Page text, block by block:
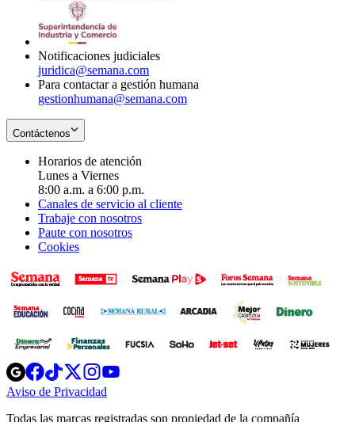
Notificaciones judiciales
juridica@semana.com
Para contactar a gestión humana
gestionhumana@semana.com
Contáctenos
Horarios de atención
Lunes a Viernes
8:00 a.m. a 6:00 p.m.
Canales de servicio al cliente
Trabaje con nosotros
Paute con nosotros
Cookies
Opens
in
new
Opens
in
new
Opens
in
new
window
Opens
new
windowwindow
Aviso de Privacidad
Todas las marcas registradas son propiedad de la compañía